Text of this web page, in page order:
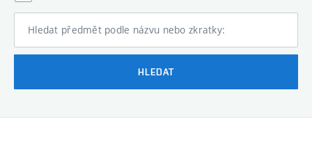
Hledat předmět podle názvu nebo zkratky:
HLEDAT